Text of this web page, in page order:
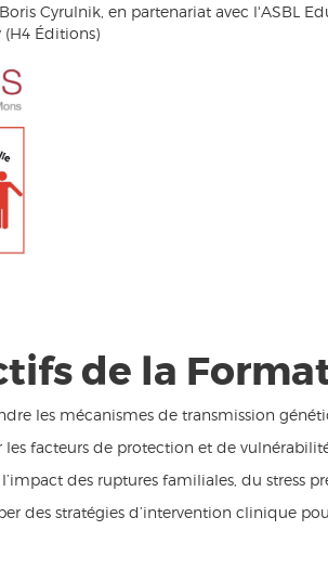
Cyrulnik, en partenariat avec l'ASBL
(H4 Éditions)
de la
les mécanismes de transmission
les facteurs de protection et de
des ruptures familiales, du stress
des stratégies d’intervention clinique